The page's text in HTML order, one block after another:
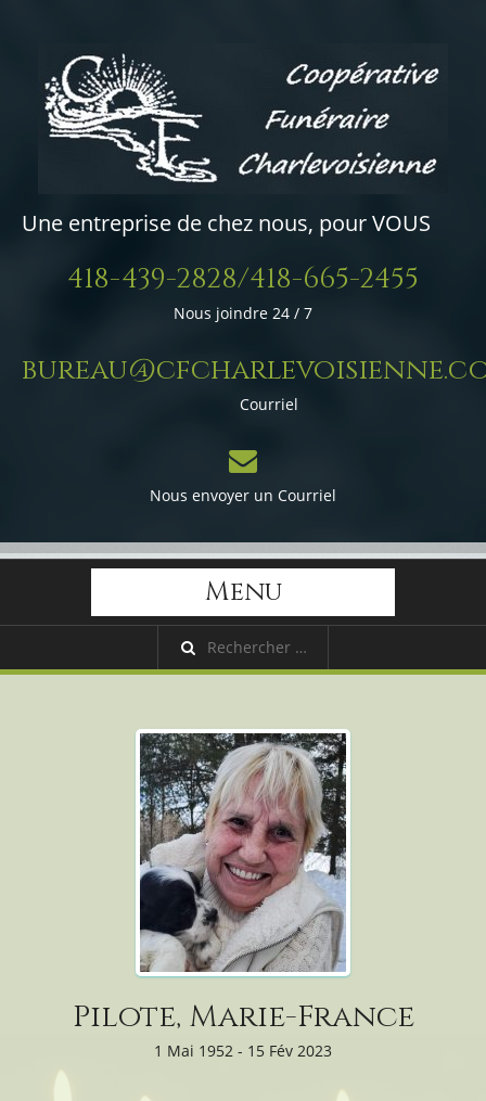
Une entreprise de chez nous, pour VOUS
418-439-2828/418-665-2455
Nous joindre 24 / 7
Courriel
Nous envoyer un Courriel
Menu
Pilote, Marie-France
1 Mai 1952 - 15 Fév 2023